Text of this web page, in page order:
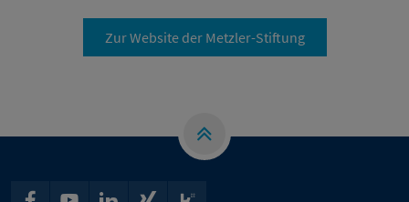
Zur Website der Metzler-Stiftung